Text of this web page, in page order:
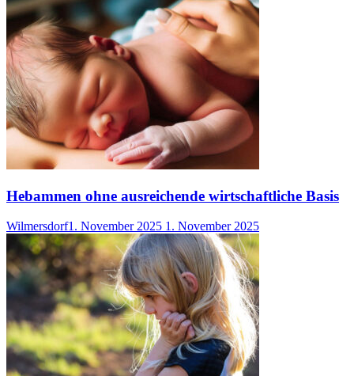
Hebammen ohne ausreichende wirtschaftliche Basis
Wilmersdorf1. November 2025 1. November 2025